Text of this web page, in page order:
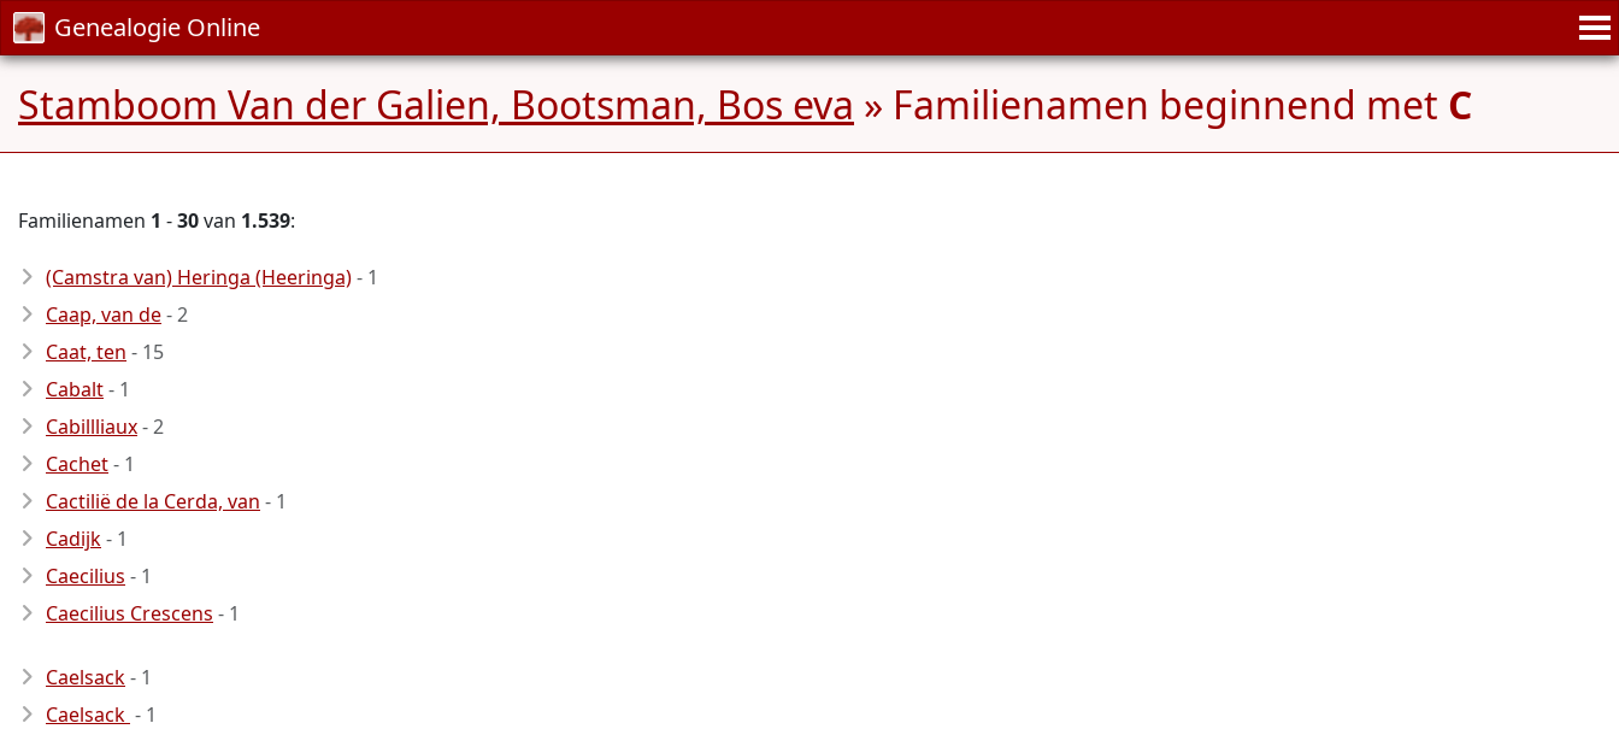
Genealogie Online
Stamboom Van der Galien, Bootsman, Bos eva » Familienamen beginnend met C
Familienamen 1 -30van 1.539:
(Camstra van) Heringa (Heeringa)- 1
Caap, van de- 2
Caat, ten - 15
Cabalt- 1
Cabillliaux- 2
Cachet- 1
Cactilië de la Cerda, van - 1
Cadijk- 1
Caecilius - 1
Caecilius Crescens - 1
Caelsack- 1
Caelsack ‎ - 1